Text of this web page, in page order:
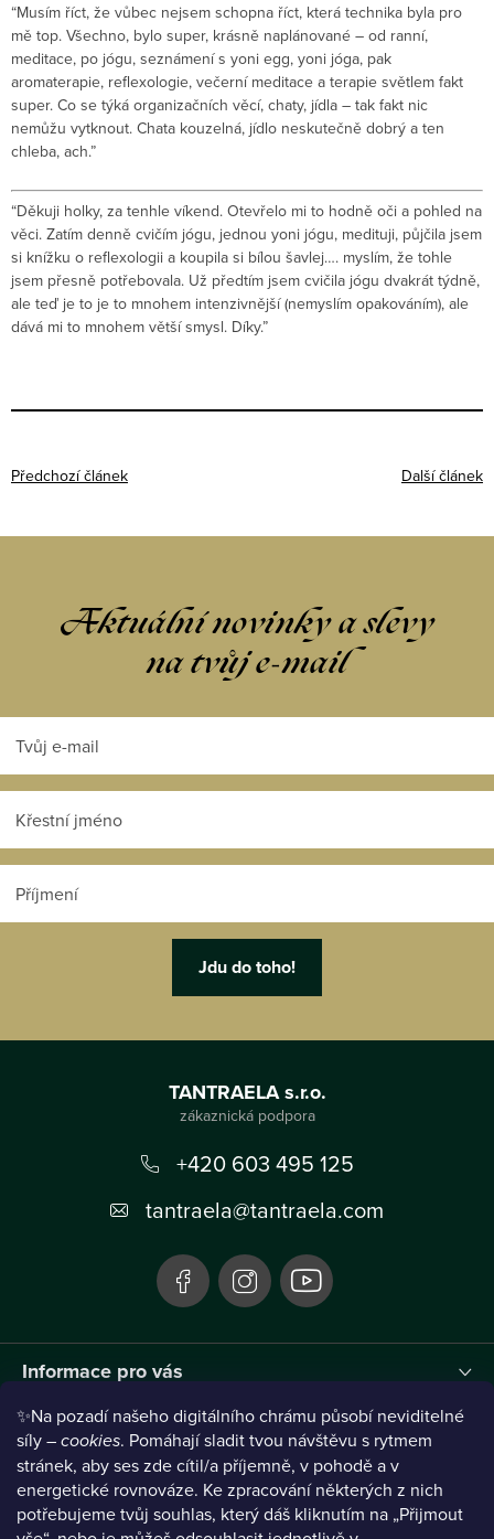
✨Na pozadí našeho digitálního chrámu působí neviditelné
síly –cookies. Pomáhají sladit tvou návštěvu s rytmem
stránek, aby ses zde cítil/a příjemně, v pohodě a v
energetické rovnováze. Ke zpracování některých z nich
potřebujeme tvůj souhlas, který dáš kliknutím na „Přijmout
“Musím říct, že vůbec nejsem schopna říct, která technika byla pro
mě top. Všechno, bylo super, krásně naplánované – od ranní,
meditace, po jógu, seznámení s yoni egg, yoni jóga, pak
aromaterapie, reflexologie, večerní meditace a terapie světlem fakt
super. Co se týká organizačních věcí, chaty, jídla – tak fakt nic
nemůžu vytknout. Chata kouzelná, jídlo neskutečně dobrý a ten
chleba, ach.”
“Děkuji holky, za tenhle víkend. Otevřelo mi to hodně oči a pohled na
věci. Zatím denně cvičím jógu, jednou yoni jógu, medituji, půjčila jsem
si knížku o reflexologii a koupila si bílou šavlej…. myslím, že tohle
jsem přesně potřebovala. Už předtím jsem cvičila jógu dvakrát týdně,
ale teď je to je to mnohem intenzivnější (nemyslím opakováním), ale
dává mi to mnohem větší smysl. Díky.”
Předchozí článek Další článek
Aktuální novinky a slevy
na tvůj e-mail
TANTRAELA s.r.o.
+420 603 495 125
tantraela@tantraela.com
Informace pro vás
Instagram